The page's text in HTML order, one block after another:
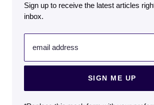
Sign up to receive the latest articles
inbox.
email address
SIGN ME UP